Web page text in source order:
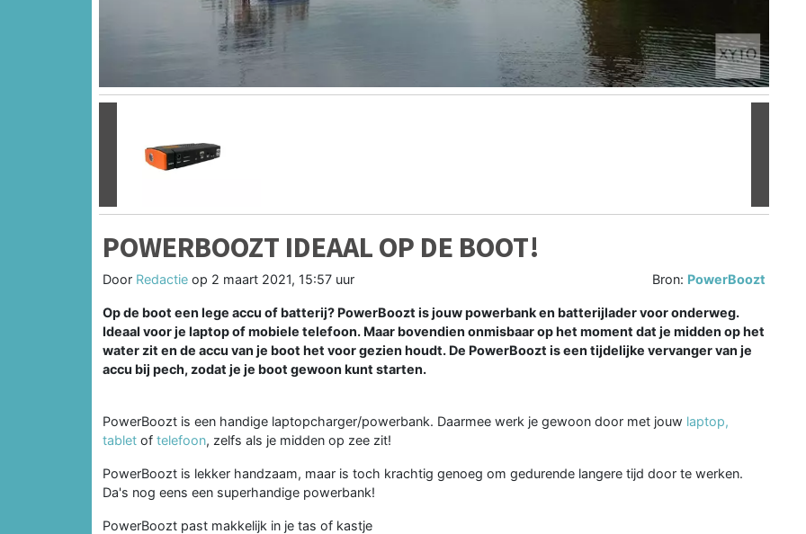
Vorige
POWERBOOZT IDEAAL OP DE BOOT!
Door Redactie op 2 maart 2021, 15:57 uur Bron: PowerBoozt
Op de boot een lege accu of batterij? PowerBoozt is jouw powerbank en batterijlader voor onderweg.
Ideaal voor je laptop of mobiele telefoon. Maar bovendien onmisbaar op het moment dat je midden op het
water zit en de accu van je boot het voor gezien houdt. De PowerBoozt is een tijdelijke vervanger van je
accu bij pech, zodat je je boot gewoon kunt starten.
PowerBoozt is een handige laptopcharger/powerbank. Daarmee werk je gewoon door met jouw laptop,
tablet of telefoon, zelfs als je midden op zee zit!
PowerBoozt is lekker handzaam, maar is toch krachtig genoeg om gedurende langere tijd door te werken.
Da's nog eens een superhandige powerbank!
PowerBoozt past makkelijk in je tas of kastje